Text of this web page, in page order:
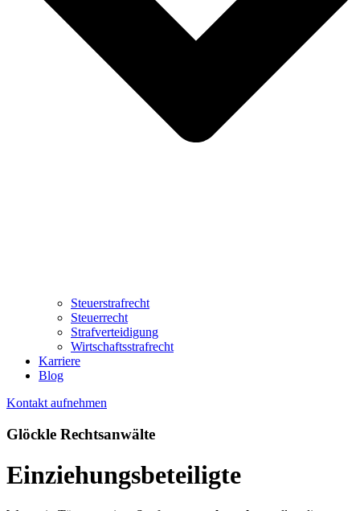
Steuerstrafrecht
Steuerrecht
Strafverteidigung
Wirtschaftsstrafrecht
Karriere
Blog
Kontakt aufnehmen
Glöckle Rechtsanwälte
Einziehungsbeteiligte